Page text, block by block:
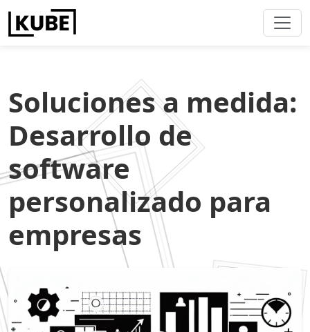
Soluciones a medida:
Desarrollo de
software
personalizado para
empresas